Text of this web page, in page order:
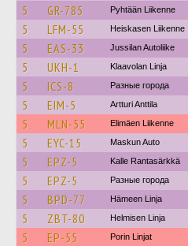
5 GR-785 Pyhtään Liikenne
5 LFM-55 Heiskasen Liikenne
5 EAS-33 Jussilan Autoliike
5 UKH-1 Klaavolan Linja
5 ICS-8 Разные города
5 EIM-5 Artturi Anttila
5 MLN-55 Elimäen Liikenne
5 EYC-15 Maskun Auto
5 EPZ-5 Kalle Rantasärkkä
5 EPZ-5 Разные города
5 BPD-77 Hämeen Linja
5 ZBT-80 Helmisen Linja
5 EP-55 Porin Linjat